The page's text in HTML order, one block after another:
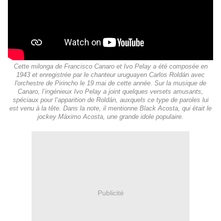
Cette milonga de Francisco Canaro et Ivo Pelay a été composée en
1943 et enregistrée par le chanteur uruguayen Carlos Roldán avec
l'orchestre de Pirincho le 19 mai de cette année. Sur la musique de
Canaro, l’ingénieux Ivo Pelay a joint quelques versets amusants,
spéciaux pour l’apparition de Roldán, auxquels ce type de paroles lui
est venu à la tête. Dans la note, il mentionne Black Acosta, qui était le
jockey Máximo Acosta, une grande idole populaire.
Publicité